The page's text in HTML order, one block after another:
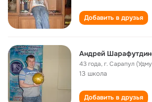
Добавить в друзья
Андрей
43 года,г. Сарапул
13 школа
Добавить в друзья